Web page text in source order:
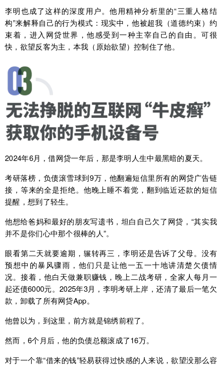
李明也成了这样的深度用户。他用精神分析里的“三重人格结
构”来解释自己的行为模式：现实中，他被超我（道德约束）约
束着，进入网贷世界，他感受到一种主宰自己的自由。可很
快，欲望反客为主，本我（原始欲望）控制住了他。
2024年6月，借网贷一年后，那是李明人生中最黑暗的夏天。
考研落榜，负债滚雪球到9万，他翻遍短信里所有的网贷广告链
接，等来的全是拒绝。他晚上睡不着觉，翻到临近还款的短信
提醒，想到了轻生。
他想给爸妈和最好的朋友写遗书，坦白自己欠了网贷，“其实我
并不是你们心中那个很棒的人”。
眼看第二天就要逾期，辗转再三，李明还是告诉了父母。没有
预想中的暴风骤雨，他们只是让他一五一十地讲清楚欠债情
况。接着，他白天做兼职赚钱，晚上二战考研，全家人每月一
起还债6000元。2025年3月，李明考研上岸，还清了最后一笔欠
款，卸载了所有网贷App。
他曾以为，到这里，前方就是锦绣前程了。
然而，6个月后，他的负债总额滚成了16万。
对于一个靠“借来的钱”轻易获得过快感的人来说，欲望没那么容